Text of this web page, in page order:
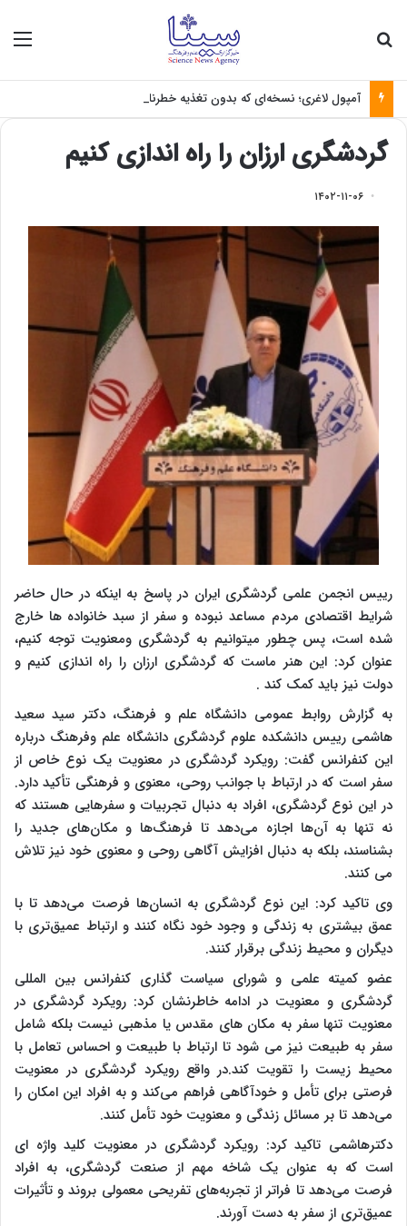
آمپول لاغری؛ نسخه‌ای که بدون تغذیه خطرناک می‌شود
گردشگری ارزان را راه اندازی کنیم
۱۴۰۲-۱۱-۰۶
رییس انجمن علمی گردشگری ایران در پاسخ به اینکه در حال حاضر
شرایط اقتصادی مردم مساعد نبوده و سفر از سبد خانواده ها خارج
شده است، پس چطور میتوانیم به گردشگری ومعنویت توجه کنیم،
عنوان کرد: این هنر ماست که گردشگری ارزان را راه اندازی کنیم و
دولت نیز باید کمک کند .
به گزارش روابط عمومی دانشگاه علم و فرهنگ، دکتر سید سعید
هاشمی رییس دانشکده علوم گردشگری دانشگاه علم وفرهنگ درباره
این کنفرانس گفت: رویکرد گردشگری در معنویت یک نوع خاص از
سفر است که در ارتباط با جوانب روحی، معنوی و فرهنگی تأکید دارد.
در این نوع گردشگری، افراد به دنبال تجربیات و سفرهایی هستند که
نه تنها به آن‌ها اجازه می‌دهد تا فرهنگ‌ها و مکان‌های جدید را
بشناسند، بلکه به دنبال افزایش آگاهی روحی و معنوی خود نیز تلاش
می کنند.
وی تاکید کرد: این نوع گردشگری به انسان‌ها فرصت می‌دهد تا با
عمق بیشتری به زندگی و وجود خود نگاه کنند و ارتباط عمیق‌تری با
دیگران و محیط زندگی برقرار کنند.
عضو کمیته علمی و شورای سیاست گذاری کنفرانس بین المللی
گردشگری و معنویت در ادامه خاطرنشان کرد: رویکرد گردشگری در
معنویت تنها سفر به مکان های مقدس یا مذهبی نیست بلکه شامل
سفر به طبیعت نیز می شود تا ارتباط با طبیعت و احساس تعامل با
محیط زیست را تقویت کند.در واقع رویکرد گردشگری در معنویت
فرصتی برای تأمل و خودآگاهی فراهم می‌کند و به افراد این امکان را
می‌دهد تا بر مسائل زندگی و معنویت خود تأمل کنند.
دکترهاشمی تاکید کرد: رویکرد گردشگری در معنویت کلید واژه ای
است که به عنوان یک شاخه مهم از صنعت گردشگری، به افراد
فرصت می‌دهد تا فراتر از تجربه‌های تفریحی معمولی بروند و تأثیرات
عمیق‌تری از سفر به دست آورند.